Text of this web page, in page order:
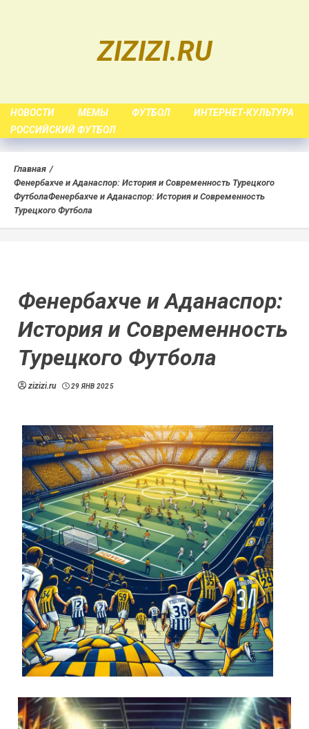
ZIZIZI.RU
НОВОСТИ МЕМЫ ФУТБОЛ
ИНТЕРНЕТ-КУЛЬТУРА
РОССИЙСКИЙ ФУТБОЛ
Главная
Фенербахче и Аданаспор: История и Современность Турецкого
ФутболаФенербахче и Аданаспор: История и Современность
Турецкого Футбола
Фенербахче и Аданаспор:
История и Современность
Турецкого Футбола
zizizi.ru 29 ЯНВ 2025